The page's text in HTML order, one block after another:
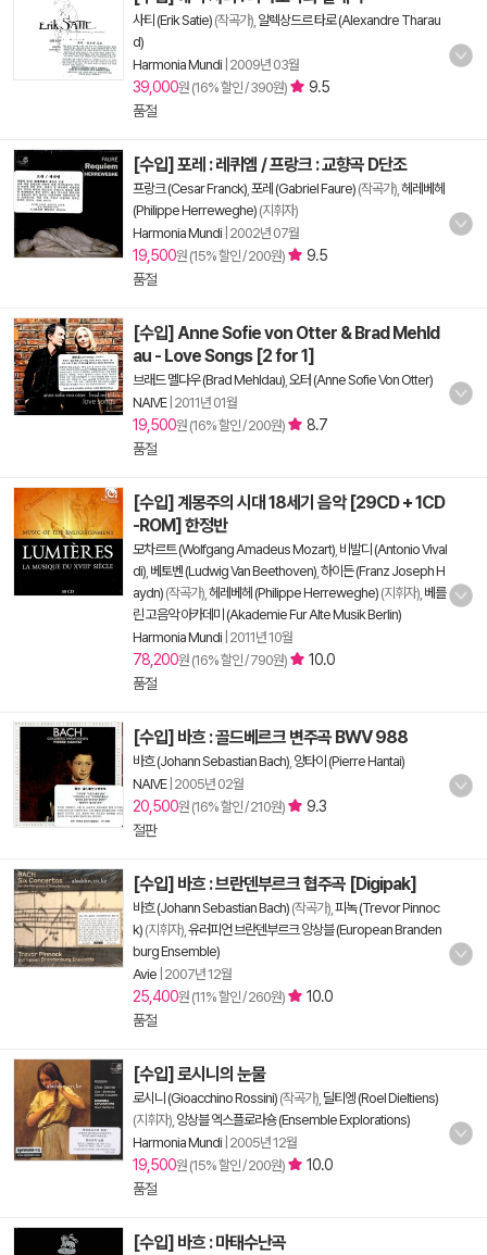
사티 (Erik Satie) (작곡가), 알렉상드르 타로 (Alexandre Tharau
d)
Harmonia Mundi 2009년 03월
39,000원 (16% 할인 / 390원)
9.5
품절
[수입] 포레 : 레퀴엠 / 프랑크 : 교향곡 D단조
프랑크 (Cesar Franck) 포레 (Gabriel Faure) (작곡가), 헤레베헤
(Philippe Herreweghe) (지휘자)
Harmonia Mundi 2002년 07월
19,500원 (15% 할인 / 200원)
9.5
품절
[수입] Anne Sofie von Otter & Brad Mehld
au - Love Songs [2 for 1]
브래드 멜다우 (Brad Mehldau) 오터 (Anne Sofie Von Otter)
NAIVE| 2011년 01월
19,500원 (16% 할인 / 200원)
8.7
품절
[수입] 계몽주의 시대 18세기 음악 [29CD + 1CD
-ROM] 한정반
모차르트 (Wolfgang Amadeus Mozart) 비발디 (Antonio Vival
di) 베토벤 (Ludwig Van Beethoven) 하이든 (Franz Joseph H
aydn) (작곡가), 헤레베헤 (Philippe Herreweghe) (지휘자), 베를
린 고음악 아카데미 (Akademie Fur Alte Musik Berlin)
Harmonia Mundi 2011년 10월
78,200원 (16% 할인 / 790원)
10.0
품절
[수입] 바흐 : 골드베르크 변주곡 BWV 988
바흐 (Johann Sebastian Bach) 앙타이 (Pierre Hantai)
NAIVE| 2005년 02월
20,500원 (16% 할인 / 210원)
9.3
절판
[수입] 바흐 : 브란덴부르크 협주곡 [Digipak]
바흐 (Johann Sebastian Bach) (작곡가), 피녹 (Trevor Pinnoc
k) (지휘자), 유러피언 브란덴부르크 앙상블 (European Branden
burg Ensemble)
Avie 2007년 12월
25,400원 (11% 할인 / 260원)
10.0
품절
[수입] 로시니의 눈물
로시니 (Gioacchino Rossini) (작곡가), 딜티엥 (Roel Dieltiens)
(지휘자), 앙상블 엑스플로라숑 (Ensemble Explorations)
Harmonia Mundi 2005년 12월
19,500원 (15% 할인 / 200원)
10.0
품절
[수입] 바흐 : 마태수난곡